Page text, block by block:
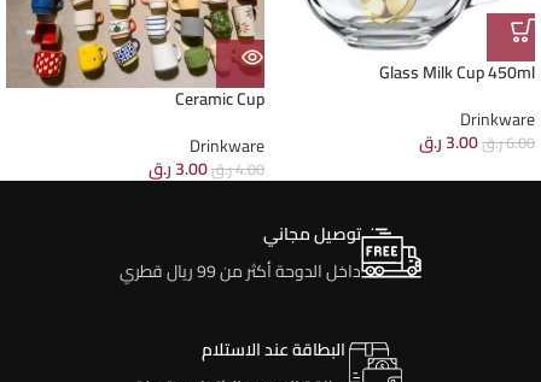
Glass Milk Cup 450ml
Drinkware
6.00ر.ق3.00ر.ق
Ceramic Cup
Drinkware
4.00ر.ق3.00ر.ق
توصيل مجاني
داخل الدوحة أكثر من 99 ريال قطري
البطاقة عند الاستلام